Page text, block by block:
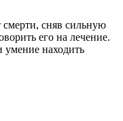
сняв сильную
его на лечение.
находить